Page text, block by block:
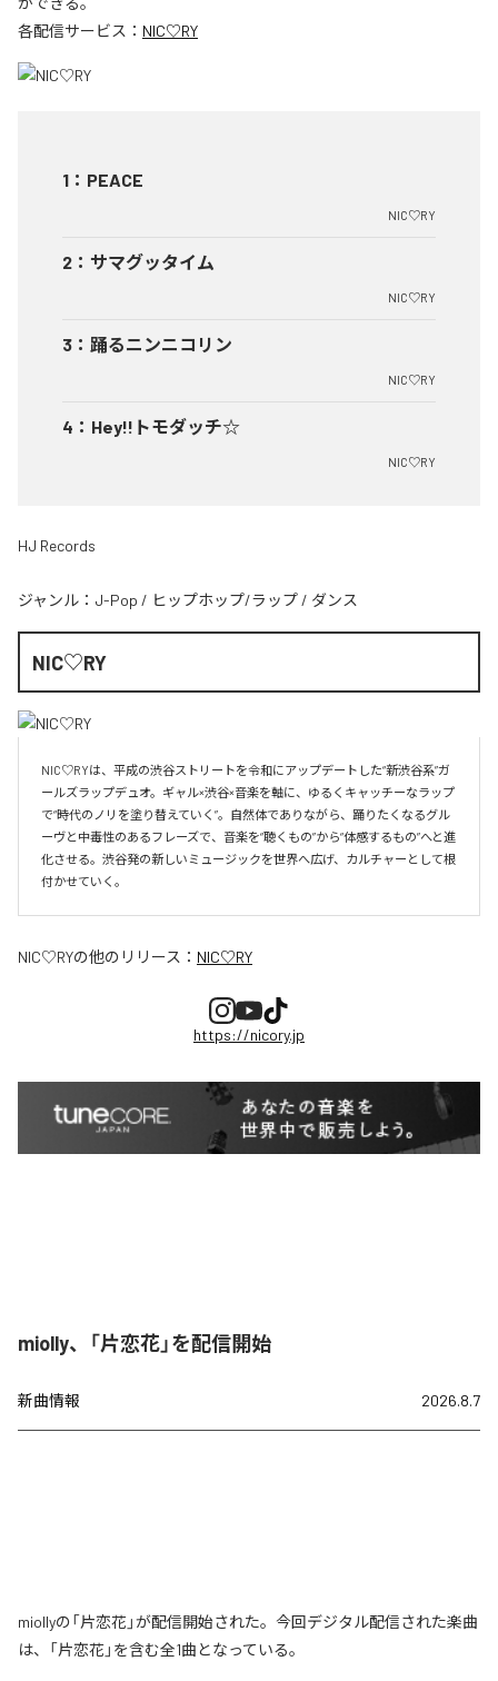
各配信サービス： NIC♡RY
1 ： PEACE
NIC♡RY
2 ： サマグッタイム
NIC♡RY
3 ： 踊るニンニコリン
NIC♡RY
4 ： Hey!!トモダッチ☆
NIC♡RY
HJ Records
ジャンル： J-Pop / ヒップホップ/ラップ / ダンス
NIC♡RY
NIC♡RYは、平成の渋谷ストリートを令和にアップデートした“新渋谷系”ガ
ールズラップデュオ。ギャル×渋谷×音楽を軸に、ゆるくキャッチーなラップ
で“時代のノリを塗り替えていく”。自然体でありながら、踊りたくなるグル
ーヴと中毒性のあるフレーズで、音楽を“聴くもの”から“体感するもの”へと進
化させる。渋谷発の新しいミュージックを世界へ広げ、カルチャーとして根
付かせていく。
NIC♡RYの他のリリース： NIC♡RY
https://nicory.jp
miolly、「片恋花」を配信開始
新曲情報 2026.8.7
miollyの「片恋花」が配信開始された。今回デジタル配信された楽曲
は、「片恋花」を含む全1曲となっている。